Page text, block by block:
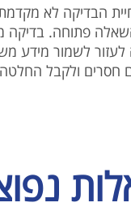
הבדיקה לא
פתוחה. בדיקה
לעזור לשמור מידע
חסרים ולקבל